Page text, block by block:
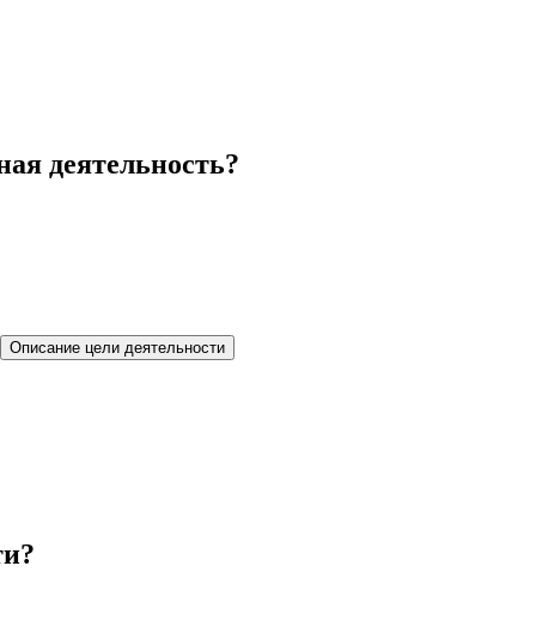
деятельность?
Описание цели деятельности